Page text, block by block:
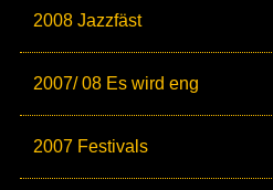
2008 Jazzfäst
2007/ 08 Es wird eng
2007 Festivals